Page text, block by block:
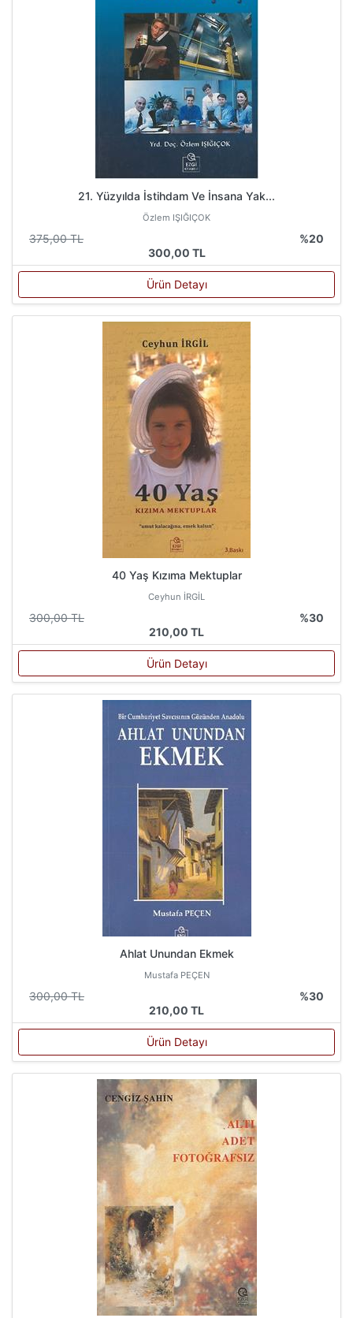
21. Yüzyılda İstihdam Ve İnsana Yak...
Özlem IŞIĞIÇOK
375,00 TL
%20
300,00 TL
Ürün Detayı
40 Yaş Kızıma Mektuplar
Ceyhun İRGİL
300,00 TL
%30
210,00 TL
Ürün Detayı
Ahlat Unundan Ekmek
Mustafa PEÇEN
300,00 TL
%30
210,00 TL
Ürün Detayı